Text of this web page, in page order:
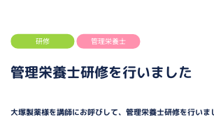
研修 管理栄養士
管理栄養士研修を行いました
大塚製薬様を講師にお呼びして、管理栄養士研修を行いま